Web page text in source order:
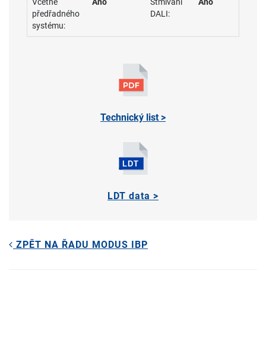
předřadného
systému:
DALI:
Technický list >
LDT data >
ZPĚT NA ŘADU MODUS IBP